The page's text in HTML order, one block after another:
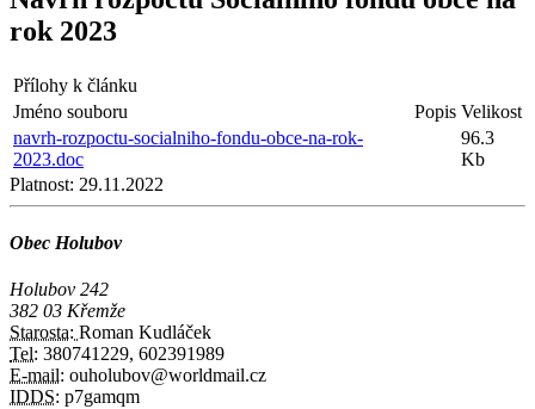
rok 2023
Přílohy k článku
Jméno souboru
Popis Velikost
navrh-rozpoctu-socialniho-fondu-obce-na-rok-
2023.doc
96.3
Kb
Platnost: 29.11.2022
Obec Holubov
Holubov 242
382 03 Křemže
Starosta: Roman Kudláček
Tel: 380741229, 602391989
E-mail: ouholubov@worldmail.cz
IDDS: p7gamqm